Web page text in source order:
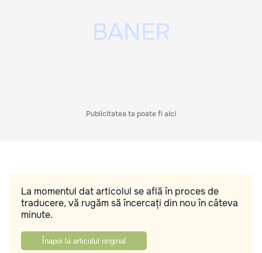
Publicitatea ta poate fi aici
La momentul dat articolul se află în proces de
traducere, vă rugăm să încercați din nou în câteva
minute.
Înapoi la articolul original